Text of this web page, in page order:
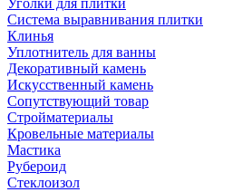
Уголки для плитки
Система выравнивания плитки
Клинья
Уплотнитель для ванны
Декоративный камень
Искусственный камень
Сопутствующий товар
Стройматериалы
Кровельные материалы
Мастика
Рубероид
Стеклоизол